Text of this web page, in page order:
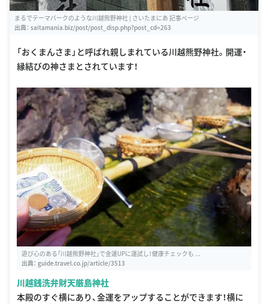
まるでテーマパークのような川越熊野神社 | さいたまにあ 記事ページ
出典： saitamania.biz/post/post_disp.php?post_cd=263
「おくまんさま」と呼ばれ親しまれている川越熊野神社。開運・
縁結びの神さまとされています！
遊び心のある「川越熊野神社」で金運UPに運試し！健康チェックも ...
出典： guide.travel.co.jp/article/3513
川越銭洗弁財天厳島神社
本殿のすぐ横にあり、金運をアップすることができます！横に